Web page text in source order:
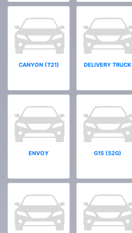
CANYON (T21) DELIVERY TRUCK
ENVOY G15 (52G)